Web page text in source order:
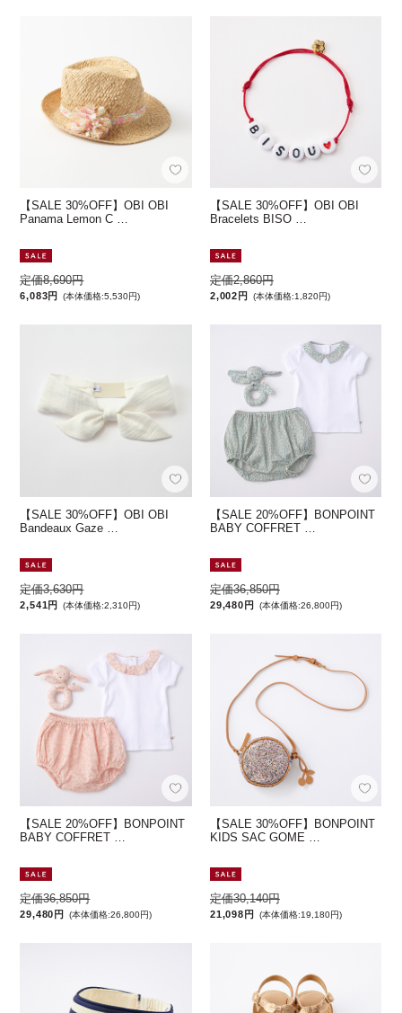
【SALE 30%OFF】OBI OBI
Panama Lemon C …
定価8,690円
6,083円 (本体価格:5,530円)
【SALE 30%OFF】OBI OBI
Bracelets BISO …
定価2,860円
2,002円 (本体価格:1,820円)
【SALE 30%OFF】OBI OBI
Bandeaux Gaze …
定価3,630円
2,541円 (本体価格:2,310円)
【SALE 20%OFF】BONPOINT
BABY COFFRET …
定価36,850円
29,480円 (本体価格:26,800円)
【SALE 20%OFF】BONPOINT
BABY COFFRET …
定価36,850円
29,480円 (本体価格:26,800円)
【SALE 30%OFF】BONPOINT
KIDS SAC GOME …
定価30,140円
21,098円 (本体価格:19,180円)